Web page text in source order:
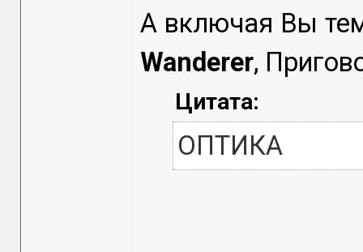
А включая Вы
Wanderer,
Цитата:
ОПТИКА